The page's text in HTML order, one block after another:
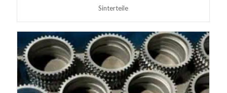
Sinterteile